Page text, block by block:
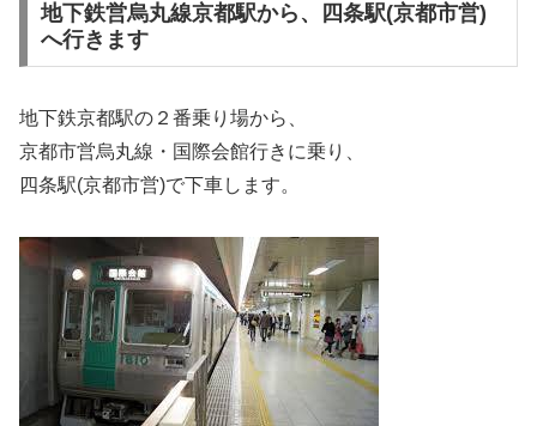
地下鉄営烏丸線京都駅から、四条駅(京都市営)
へ行きます
地下鉄京都駅の２番乗り場から、
京都市営烏丸線・国際会館行きに乗り、
四条駅(京都市営)で下車します。